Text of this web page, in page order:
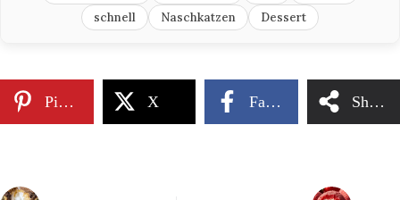
schnell
Naschkatzen Dessert
Pinterest X Facebook Share